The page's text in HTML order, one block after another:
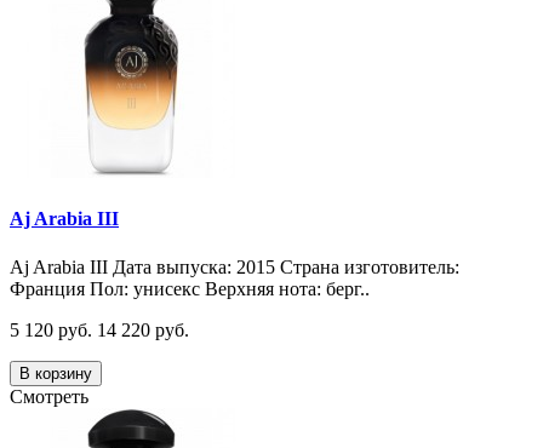
Aj Arabia III
Aj Arabia III Дата выпуска: 2015 Страна изготовитель:
Франция Пол: унисекс Верхняя нота: берг..
5 120 руб. 14 220 руб.
В корзину
Смотреть